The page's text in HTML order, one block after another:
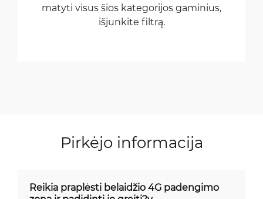
matyti visus šios kategorijos gaminius,
išjunkite filtrą.
Pirkėjo informacija
Reikia praplėsti belaidžio 4G padengimo